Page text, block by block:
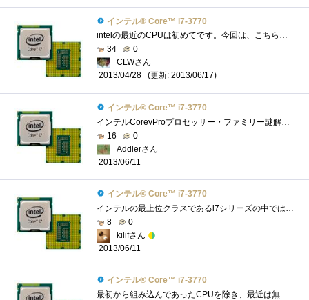
インテル® Core™ i7-3770
intelの最近のCPUは初めてです。今回は、こちらのレビュー完成は必須条件では有りませんが、取りあえず組み上げたのでその動作検証の意味も含め...
34
0
CLWさん
2013/04/28
(更新: 2013/06/17)
インテル® Core™ i7-3770
インテルCorevProプロセッサー・ファミリー謎解きレビューのレビュー用CPUです。意外と大きい箱で到着 我が家の検疫隊長のチェックをうけていま�...
16
0
Addlerさん
2013/06/11
インテル® Core™ i7-3770
インテルの最上位クラスであるi7シリーズの中ではもっともスタンダードなCPUでしょうか。Zigsowをやっている人にはKつきの倍率フリー版がメジャ�...
8
0
kilifさん
2013/06/11
インテル® Core™ i7-3770
最初から組み込んであったCPUを除き、最近は無印購入したり、レビューさせて頂きませんでしたので、初の、無印CPUになります。とゆうことで、�...